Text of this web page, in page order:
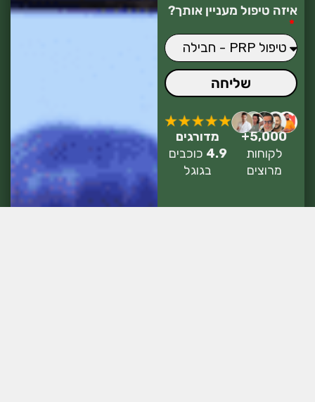
איזה טיפול מעניין אותך?
שליחה
5,000+
לקוחות
מרוצים
מדורגים
4.9 כוכבים
בגוגל